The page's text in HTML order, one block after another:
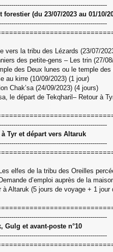
forestier (du 23/07/2023 au 01/10/
vers la tribu des Lézards (23/07/
des petite-gens – Les trin (27/
des Deux lunes ou le temple
au kirre (10/09/2023) (1 jour)
Chak’sa (24/09/2023) (4 jours)
le départ de Tekqharil– Retour à
Tyr et départ vers Altaruk
elfes de la tribu des Oreilles
d’emploi auprès de la
à Altaruk (5 jours de voyage + 1 jour
Gulg et avant-poste n°10